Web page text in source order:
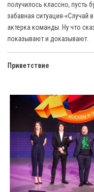
получилось классно, пусть
забавная ситуация-«Случай
актерка команды. Ну что
показывают и доказывают.
Приветствие